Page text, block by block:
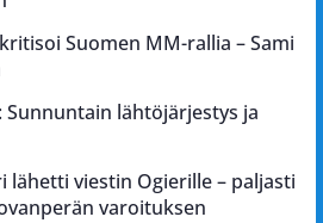
Suomen MM-rallia – Sami
Sunnuntain lähtöjärjestys ja
lähetti viestin Ogierille – paljasti
varoituksen